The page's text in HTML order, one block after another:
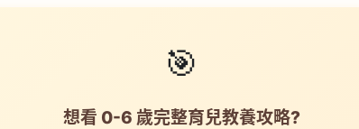
🎯
想看 0-6 歲完整育兒教養攻略?